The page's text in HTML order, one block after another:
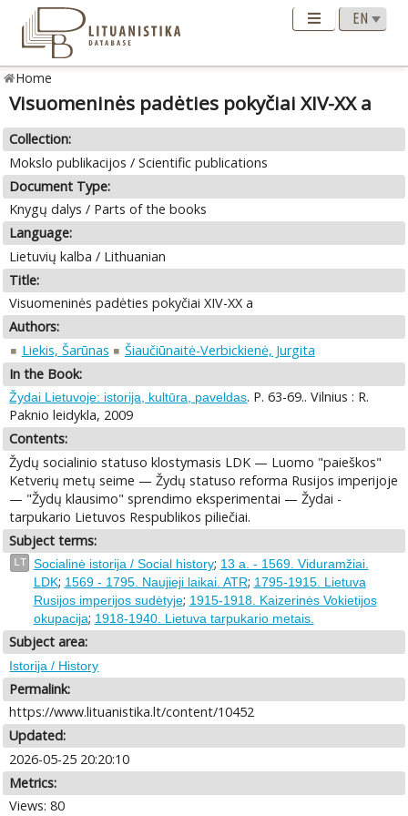
Home
Visuomeninės padėties pokyčiai XIV-XX a
Collection:
Mokslo publikacijos / Scientific publications
Document Type:
Knygų dalys / Parts of the books
Language:
Lietuvių kalba / Lithuanian
Title:
Visuomeninės padėties pokyčiai XIV-XX a
Authors:
Liekis, Šarūnas
Šiaučiūnaitė-Verbickienė, Jurgita
In the Book:
Žydai Lietuvoje: istorija, kultūra, paveldas. P. 63-69.. Vilnius : R.
Paknio leidykla, 2009
Contents:
Žydų socialinio statuso klostymasis LDK — Luomo "paieškos"
Ketverių metų seime — Žydų statuso reforma Rusijos imperijoje
— "Žydų klausimo" sprendimo eksperimentai — Žydai -
tarpukario Lietuvos Respublikos piliečiai.
Subject terms:
LT Socialinė istorija / Social history; 13 a. - 1569. Viduramžiai.
LDK; 1569 - 1795. Naujieji laikai. ATR; 1795-1915. Lietuva
Rusijos imperijos sudėtyje; 1915-1918. Kaizerinės Vokietijos
okupacija; 1918-1940. Lietuva tarpukario metais.
Subject area:
Istorija / History
Permalink:
https://www.lituanistika.lt/content/10452
Updated:
2026-05-25 20:20:10
Metrics:
Views: 80